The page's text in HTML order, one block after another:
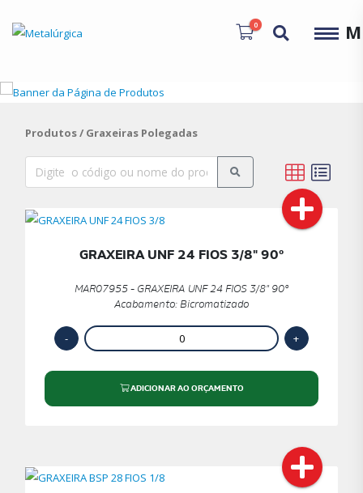
0
Produtos/ Graxeiras Polegadas
GRAXEIRA UNF 24 FIOS 3/8" 90º
MAR07955 - GRAXEIRA UNF 24 FIOS 3/8" 90º
Acabamento: Bicromatizado
ADICIONAR AO ORÇAMENTO